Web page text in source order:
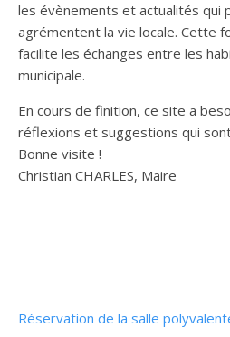
les évènements et actualités qui
agrémentent la vie locale. Cette
facilite les échanges entre les
municipale.
En cours de finition, ce site a
réflexions et suggestions qui
Bonne visite !
Christian CHARLES, Maire
Réservation de la salle